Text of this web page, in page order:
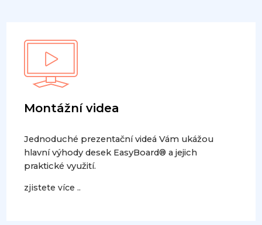
Montážní videa
Jednoduché prezentační videá Vám ukážou
hlavní výhody desek EasyBoard® a jejich
praktické využití.
zjistete více ..